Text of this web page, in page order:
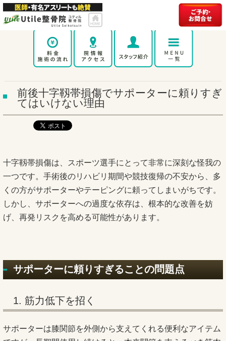
前後十字靱帯損傷でサポーターに頼りすぎ
てはいけない理由
十字靱帯損傷は、スポーツ選手にとって非常に深刻な怪我の
一つです。手術後のリハビリ期間や競技復帰の不安から、多
くの方がサポーターやテーピングに頼ってしまいがちです。
しかし、サポーターへの過度な依存は、根本的な改善を妨
げ、再発リスクを高める可能性があります。
サポーターに頼りすぎることの問題点
1. 筋力低下を招く
サポーターは膝関節を外側から支えてくれる便利なアイテム